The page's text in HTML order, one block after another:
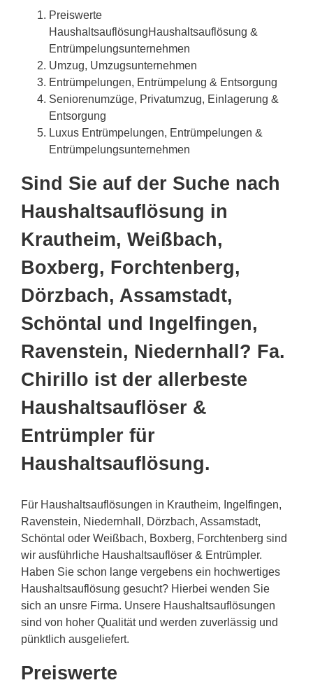
Preiswerte
HaushaltsauflösungHaushaltsauflösung &
Entrümpelungsunternehmen
Umzug, Umzugsunternehmen
Entrümpelungen, Entrümpelung & Entsorgung
Seniorenumzüge, Privatumzug, Einlagerung &
Entsorgung
Luxus Entrümpelungen, Entrümpelungen &
Entrümpelungsunternehmen
Sind Sie auf der Suche nach
Haushaltsauflösung in
Krautheim, Weißbach,
Boxberg, Forchtenberg,
Dörzbach, Assamstadt,
Schöntal und Ingelfingen,
Ravenstein, Niedernhall? Fa.
Chirillo ist der allerbeste
Haushaltsauflöser &
Entrümpler für
Haushaltsauflösung.
Für Haushaltsauflösungen in Krautheim, Ingelfingen,
Ravenstein, Niedernhall, Dörzbach, Assamstadt,
Schöntal oder Weißbach, Boxberg, Forchtenberg sind
wir ausführliche Haushaltsauflöser & Entrümpler.
Haben Sie schon lange vergebens ein hochwertiges
Haushaltsauflösung gesucht? Hierbei wenden Sie
sich an unsre Firma. Unsere Haushaltsauflösungen
sind von hoher Qualität und werden zuverlässig und
pünktlich ausgeliefert.
Preiswerte